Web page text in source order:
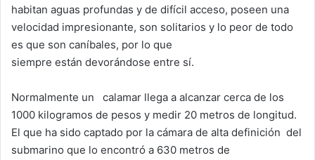
habitan aguas profundas y de difícil acceso, poseen una
velocidad impresionante, son solitarios y lo peor de todo
es que son caníbales, por lo que
siempre están devorándose entre sí.
Normalmente un calamar llega a alcanzar cerca de los
1000 kilogramos de pesos y medir 20 metros de longitud.
El que ha sido captado por la cámara de alta definición del
submarino que lo encontró a 630 metros de